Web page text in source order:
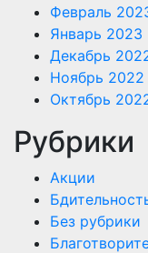
Февраль
Январь 2023
Декабрь
Ноябрь 2022
Октябрь
Рубрики
Акции
Без рубрики